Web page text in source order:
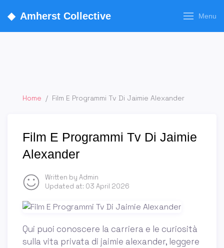
◆ Amherst Collective Menu
Home / Film E Programmi Tv Di Jaimie Alexander
Film E Programmi Tv Di Jaimie
Alexander
Written by Admin
Updated at: 03 April 2026
Qui puoi conoscere la carriera e le curiosità
sulla vita privata di jaimie alexander, leggere